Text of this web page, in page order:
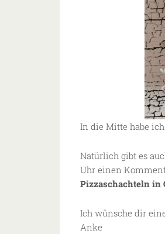
In die Mitte habe
Natürlich gibt es
Uhr einen
Pizzaschachteln in
Ich wünsche dir
Anke